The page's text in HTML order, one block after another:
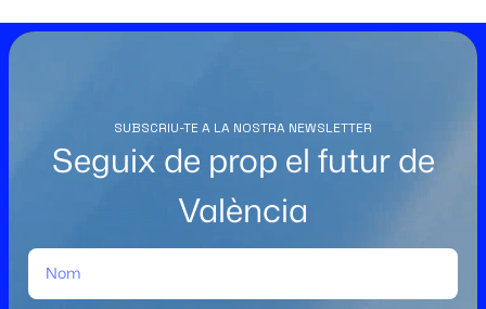
SUBSCRIU-TE A LA NOSTRA NEWSLETTER
Seguix de prop el futur de
València